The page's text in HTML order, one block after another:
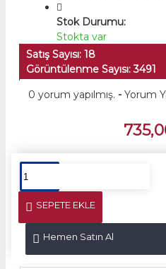
Stok Durumu:
Stokta var
Satış Sayısı: 18
Görüntülenme Sayısı: 3491
0 yorum yapılmış. - Yorum
SEPETE EKLE
Hemen Satın Al